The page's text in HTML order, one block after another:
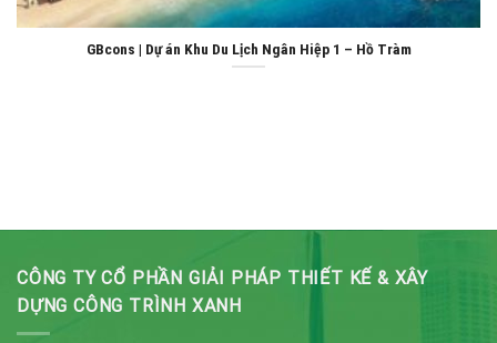
GBcons | Dự án Khu Du Lịch Ngân Hiệp 1 – Hồ Tràm
CÔNG TY CỔ PHẦN GIẢI PHÁP THIẾT KẾ & XÂY
DỰNG CÔNG TRÌNH XANH